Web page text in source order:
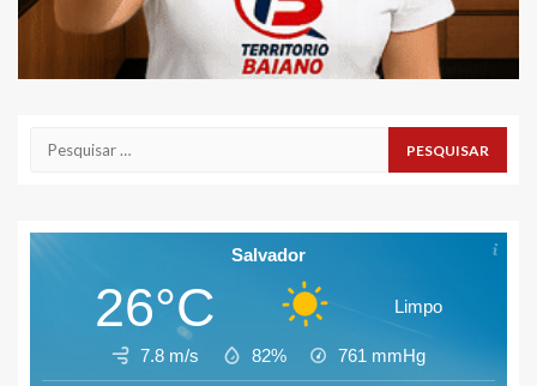
Pesquisar
Salvador
26°C Limpo
7.8 m/s 82% 761 mmHg